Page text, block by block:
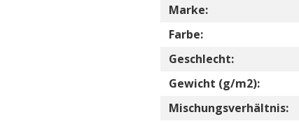
Marke:
Farbe:
Geschlecht:
Gewicht (g/m2):
Mischungsverhältnis: